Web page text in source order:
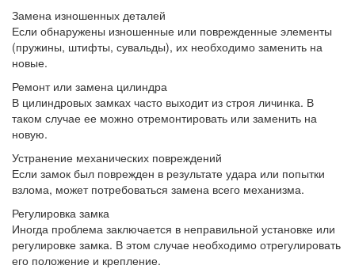
Замена изношенных деталей
Если обнаружены изношенные или поврежденные элементы
(пружины, штифты, сувальды), их необходимо заменить на
новые.
Ремонт или замена цилиндра
В цилиндровых замках часто выходит из строя личинка. В
таком случае ее можно отремонтировать или заменить на
новую.
Устранение механических повреждений
Если замок был поврежден в результате удара или попытки
взлома, может потребоваться замена всего механизма.
Регулировка замка
Иногда проблема заключается в неправильной установке или
регулировке замка. В этом случае необходимо отрегулировать
его положение и крепление.